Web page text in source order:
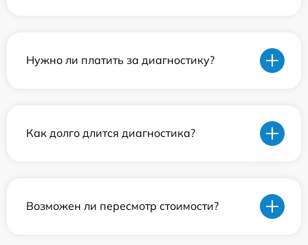
Нужно ли платить за диагностику?
Как долго длится диагностика?
Возможен ли пересмотр стоимости?